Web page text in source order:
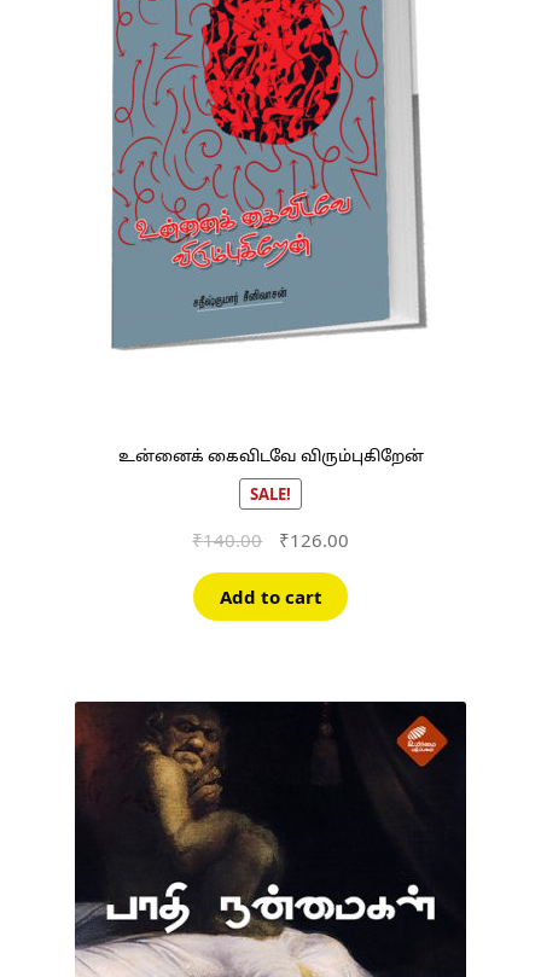
உன்னைக் கைவிடவே விரும்புகிறேன்
SALE!
₹140.00
Original
was:
₹140.00.
₹126.00Current
is:
Add to cart